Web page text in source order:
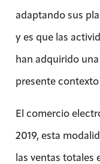
adaptando sus
y es que las
han adquirido
presente
El comercio
2019, esta
las ventas totales